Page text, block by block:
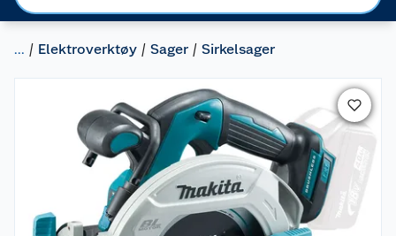
... Elektroverktøy Sager Sirkelsager